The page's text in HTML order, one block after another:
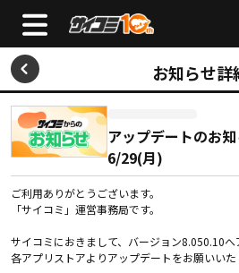
お知らせ詳
アップデートのお
6/29(月)
ご利用ありがとうございます。
「サイコミ」運営事務局です。
サイコミにおきまして、バージョン8.050.10へ
各アプリストアよりアップデートをお願いいた